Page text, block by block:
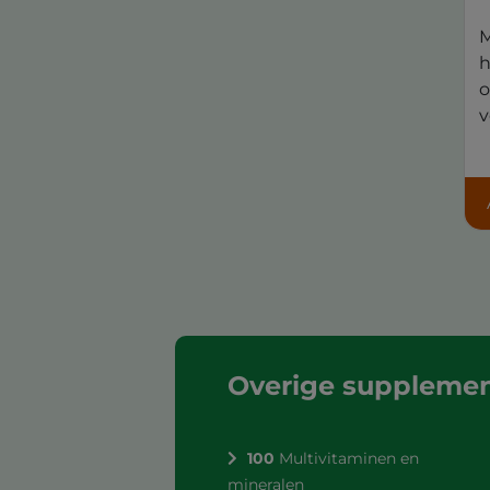
Overige
100 Multivitaminen en
mineralen